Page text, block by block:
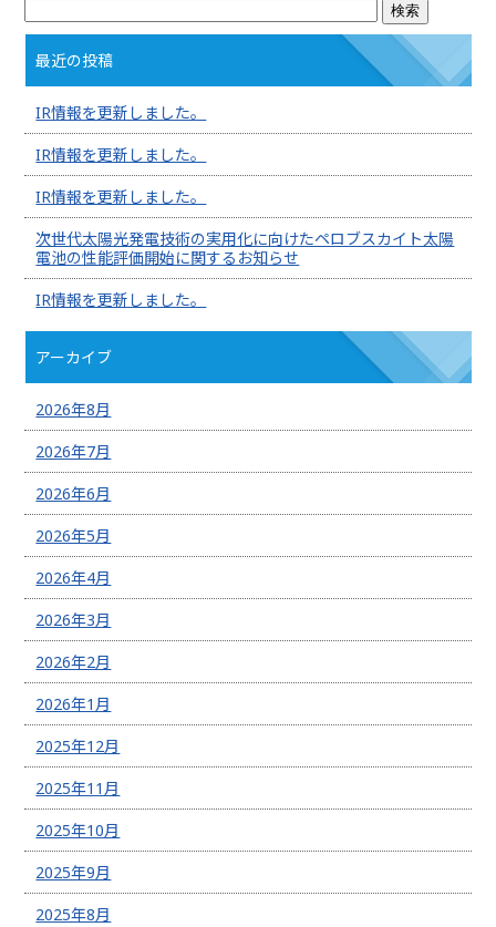
最近の投稿
IR情報を更新しました。
IR情報を更新しました。
IR情報を更新しました。
次世代太陽光発電技術の実用化に向けたペロブスカイト太陽
電池の性能評価開始に関するお知らせ
IR情報を更新しました。
アーカイブ
2026年8月
2026年7月
2026年6月
2026年5月
2026年4月
2026年3月
2026年2月
2026年1月
2025年12月
2025年11月
2025年10月
2025年9月
2025年8月